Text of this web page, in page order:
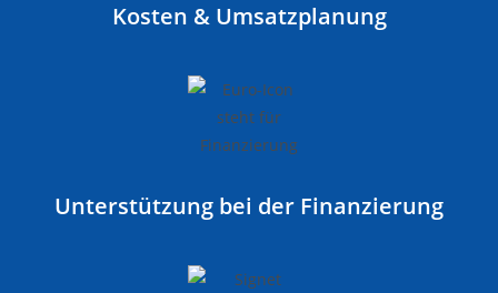
Kosten & Umsatzplanung
Unterstützung bei der Finanzierung